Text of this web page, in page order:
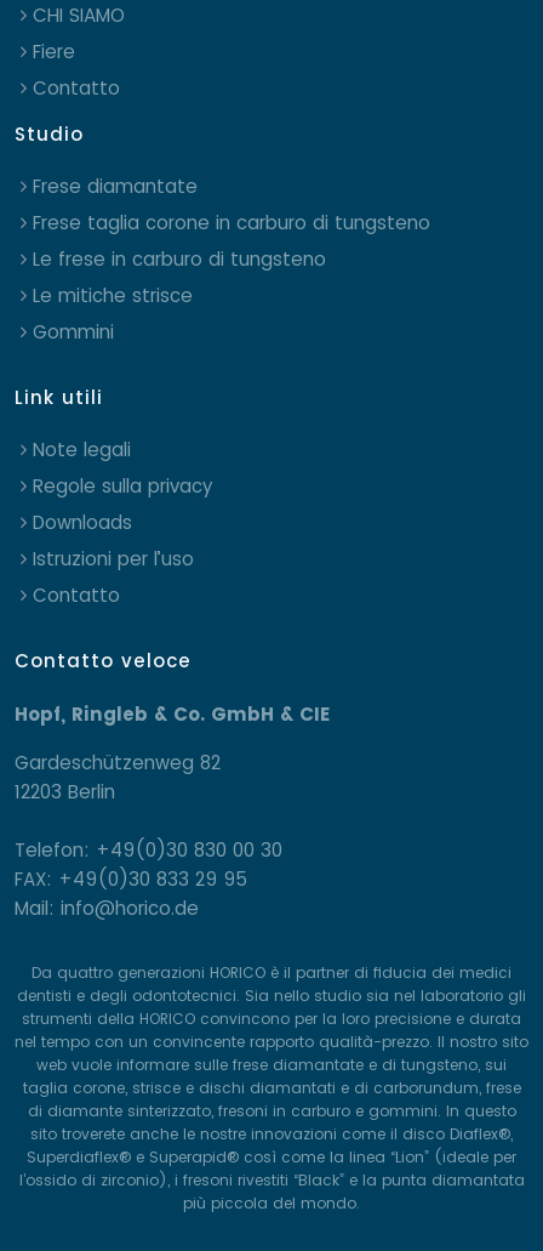
CHI SIAMO
Fiere
Contatto
Studio
Frese diamantate
Frese taglia corone in carburo di tungsteno
Le frese in carburo di tungsteno
Le mitiche strisce
Gommini
Link utili
Note legali
Regole sulla privacy
Downloads
Istruzioni per l’uso
Contatto
Contatto veloce
Hopf, Ringleb & Co. GmbH & CIE
Gardeschützenweg 82
12203 Berlin
Telefon: +49(0)30 830 00 30
FAX: +49(0)30 833 29 95
Mail: info@horico.de
Da quattro generazioni HORICO è il partner di fiducia dei medici
dentisti e degli odontotecnici. Sia nello studio sia nel laboratorio gli
strumenti della HORICO convincono per la loro precisione e durata
nel tempo con un convincente rapporto qualità-prezzo. Il nostro sito
web vuole informare sulle frese diamantate e di tungsteno, sui
taglia corone, strisce e dischi diamantati e di carborundum, frese
di diamante sinterizzato, fresoni in carburo e gommini. In questo
sito troverete anche le nostre innovazioni come il disco Diaflex®,
Superdiaflex® e Superapid® così come la linea “Lion” (ideale per
l’ossido di zirconio), i fresoni rivestiti “Black” e la punta diamantata
più piccola del mondo.